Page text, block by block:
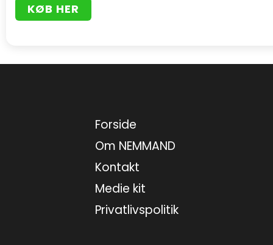
KØB HER
Forside
Om NEMMAND
Kontakt
Medie kit
Privatlivspolitik